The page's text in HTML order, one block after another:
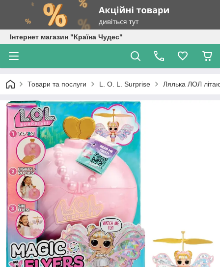
Інтернет магазин "Країна Чудес"
Товари та послуги L. O. L. Surprise Лялька ЛОЛ